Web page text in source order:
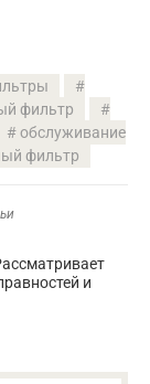
фильтр
обслуживание
фильтр
и